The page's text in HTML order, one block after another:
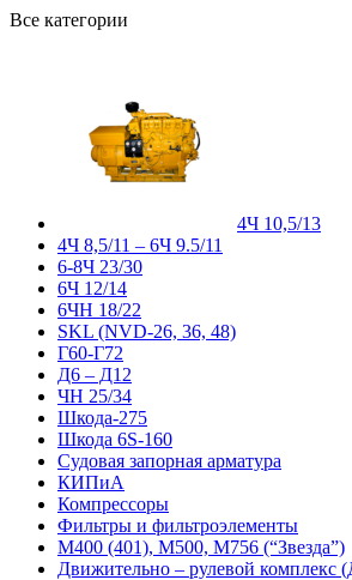
Все категории
4Ч 10,5/13
4Ч 8,5/11 – 6Ч 9.5/11
6-8Ч 23/30
6Ч 12/14
6ЧН 18/22
SKL (NVD-26, 36, 48)
Г60-Г72
Д6 – Д12
ЧН 25/34
Шкода-275
Шкода 6S-160
Судовая запорная арматура
КИПиА
Компрессоры
Фильтры и фильтроэлементы
М400 (401), М500, М756 (“Звезда”)
Движительно – рулевой комплекс